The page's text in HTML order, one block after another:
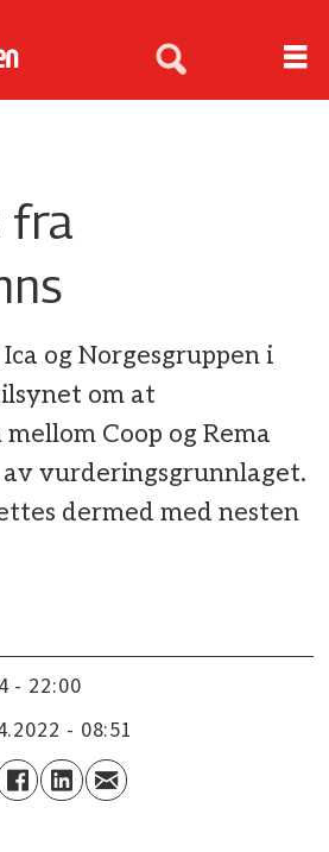
fra
og Norgesgruppen i
om at
Coop og Rema
vurderingsgrunnlaget.
dermed med nesten
- 22:00
- 08:51